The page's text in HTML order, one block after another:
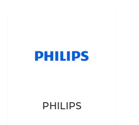
PHILIPS